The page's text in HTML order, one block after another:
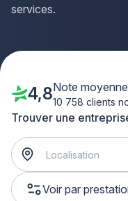
services.
Trouver une
Voir par
4,8Note
10 758 clients